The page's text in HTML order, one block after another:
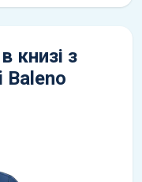
книзі з
Baleno